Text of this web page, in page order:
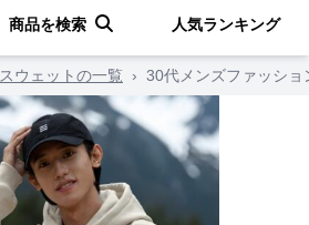
商品を検索 人気ランキング
スウェットの一覧 › 30代メンズファッシ